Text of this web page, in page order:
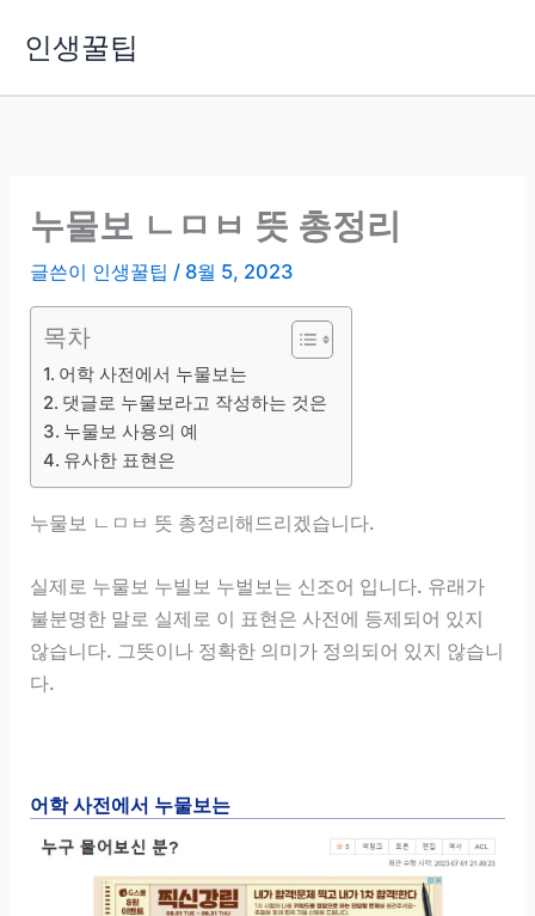
인생꿀팁
누물보 ㄴㅁㅂ 뜻 총정리
글쓴이 인생꿀팁 / 8월 5, 2023
목차
어학 사전에서 누물보는
댓글로 누물보라고 작성하는 것은
누물보 사용의 예
유사한 표현은
누물보 ㄴㅁㅂ 뜻 총정리해드리겠습니다.
실제로 누물보 누빌보 누벌보는 신조어 입니다. 유래가
불분명한 말로 실제로 이 표현은 사전에 등제되어 있지
않습니다. 그뜻이나 정확한 의미가 정의되어 있지 않습니
다.
어학 사전에서 누물보는